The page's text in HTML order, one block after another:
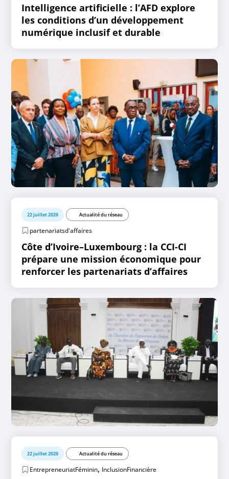
Intelligence artificielle : l’AFD explore
les conditions d’un développement
numérique inclusif et durable
22 juillet 2026 Actualité du réseau
partenariatsd'affaires
Côte d’Ivoire–Luxembourg : la CCI-CI
prépare une mission économique pour
renforcer les partenariats d’affaires
22 juillet 2026 Actualité du réseau
EntrepreneuriatFéminin, InclusionFinancière